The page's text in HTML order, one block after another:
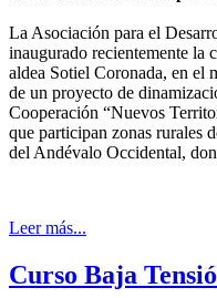
La Asociación para el
inaugurado recientemente la
aldea Sotiel Coronada, en el
de un proyecto de
Cooperación “Nuevos
que participan zonas rurales
del Andévalo Occidental,
Leer más...
Curso Baja